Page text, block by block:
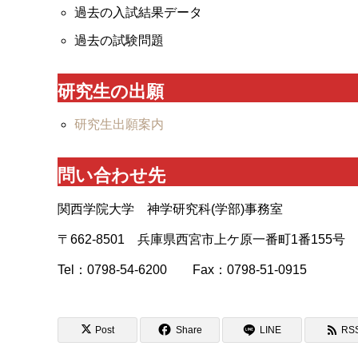
過去の入試結果データ
過去の試験問題
研究生の出願
研究生出願案内
問い合わせ先
関西学院大学 神学研究科(学部)事務室
〒662-8501 兵庫県西宮市上ケ原一番町1番155号
Tel：0798-54-6200 Fax：0798-51-0915
Post Share LINE